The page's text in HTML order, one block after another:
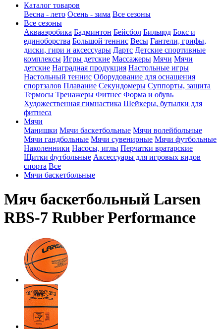
Каталог товаров
Весна - лето Осень - зима Все сезоны
Все сезоны
Аквааэробика Бадминтон Бейсбол Бильярд Бокс и
единоборства Большой теннис Весы Гантели, грифы,
диски, гири и аксессуары Дартс Детские спортивные
комплексы Игры детские Массажеры Мячи Мячи
детские Наградная продукция Настольные игры
Настольный теннис Оборудование для оснащения
спортзалов Плавание Секундомеры Суппорты, защита
Термосы Тренажеры Фитнес Форма и обувь
Художественная гимнастика Шейкеры, бутылки для
фитнеса
Мячи
Манишки Мячи баскетбольные Мячи волейбольные
Мячи гандбольные Мячи сувенирные Мячи футбольные
Наколенники Насосы, иглы Перчатки вратарские
Щитки футбольные Аксессуары для игровых видов
спорта Все
Мячи баскетбольные
Мяч баскетбольный Larsen
RBS-7 Rubber Performance